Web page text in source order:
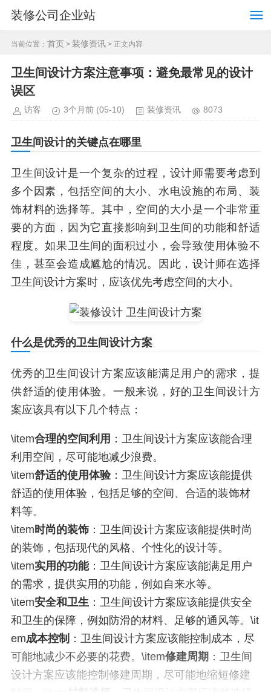
装修公司企业站
当前位置： 首页 > 装修资讯 > 正文内容
卫生间设计方案注意事项：避免最常见的设计
误区
访客 3个月前 (05-10) 装修资讯 8073
卫生间设计的关键点在哪里
卫生间设计是一个复杂的过程，设计师需要考虑到
多个因素，包括空间的大小、水电设施的布局、装
饰材料的选择等。其中，空间的大小是一个非常重
要的方面，因为它直接影响到卫生间的功能和舒适
程度。如果卫生间的面积过小，会导致使用体验不
佳，甚至会造成尴尬的情况。因此，设计师在选择
卫生间设计方案时，应该优先考虑空间的大小。
什么是优秀的卫生间设计方案
优秀的卫生间设计方案应该能满足用户的需求，提
供舒适的使用体验。一般来说，好的卫生间设计方
案应该具有以下几个特点：
\item合理的空间利用 ：卫生间设计方案应该能合理
利用空间，尽可能地减少浪费。
\item舒适的使用体验：卫生间设计方案应该能提供
舒适的使用体验，包括足够的空间、合适的装饰材
料等。
\item时尚的装饰 ：卫生间设计方案应该能提供时尚
的装饰，包括现代的风格、个性化的设计等。
\item实用的功能：卫生间设计方案应该能满足用户
的需求，提供实用的功能，例如自来水等。
\item安全和卫生 ：卫生间设计方案应该能提供安全
和卫生的保障，例如防滑的材料、足够的通风等。\it
em成本控制 ：卫生间设计方案应该能控制成本，尽
可能地减少不必要的花费。\item修建周期 ：卫生间
设计方案应该能控制修建周期，尽可能地缩短修建